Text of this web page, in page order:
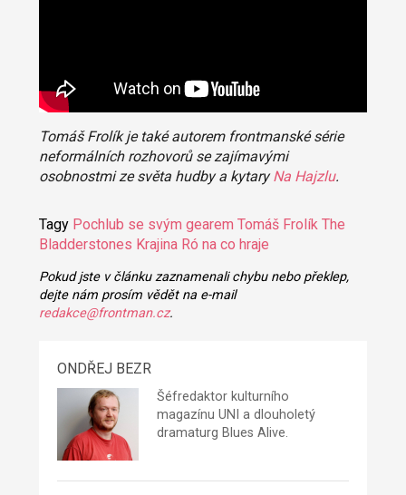
Tomáš Frolík je také autorem frontmanské série
neformálních rozhovorů se zajímavými
osobnostmi ze světa hudby a kytaryNa Hajzlu.
Tagy Pochlub se svým gearem Tomáš Frolík The
Bladderstones Krajina Ró na co hraje
Pokud jste v článku zaznamenali chybu nebo překlep,
dejte nám prosím vědět na e-mail
redakce@frontman.cz.
ONDŘEJ BEZR
Šéfredaktor kulturního
magazínu UNI a dlouholetý
dramaturg Blues Alive.